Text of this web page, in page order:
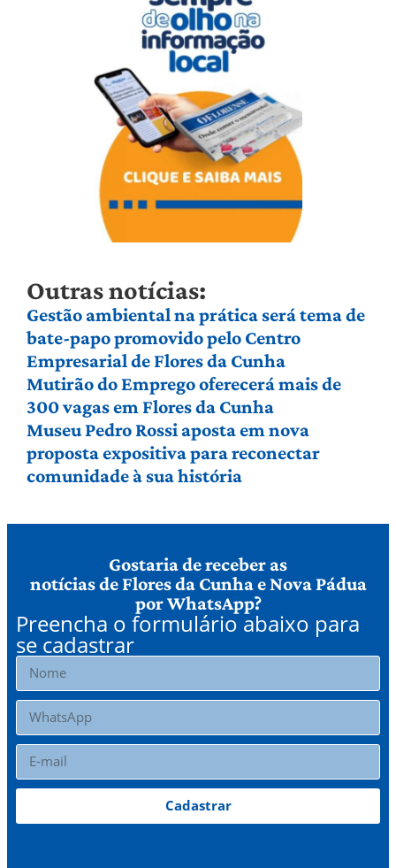
Outras notícias:
Gestão ambiental na prática será tema de
bate-papo promovido pelo Centro
Empresarial de Flores da Cunha
Mutirão do Emprego oferecerá mais de
300 vagas em Flores da Cunha
Museu Pedro Rossi aposta em nova
proposta expositiva para reconectar
comunidade à sua história
Gostaria de receber as
notícias de Flores da Cunha e Nova Pádua
por WhatsApp?
Preencha o formulário abaixo para
se cadastrar
Cadastrar